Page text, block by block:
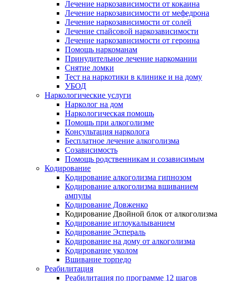
Лечение наркозависимости от кокаина
Лечение наркозависимости от мефедрона
Лечение наркозависимости от солей
Лечение спайсовой наркозависимости
Лечение наркозависимости от героина
Помощь наркоманам
Принудительное лечение наркомании
Снятие ломки
Тест на наркотики в клинике и на дому
УБОД
Наркологические услуги
Нарколог на дом
Наркологическая помощь
Помощь при алкоголизме
Консультация нарколога
Бесплатное лечение алкоголизма
Созависимость
Помощь родственникам и созависимым
Кодирование
Кодирование алкоголизма гипнозом
Кодирование алкоголизма вшиванием
ампулы
Кодирование Довженко
Кодирование Двойной блок от алкоголизма
Кодирование иглоукалыванием
Кодирование Эспераль
Кодирование на дому от алкоголизма
Кодирование уколом
Вшивание торпедо
Реабилитация
Реабилитация по программе 12 шагов